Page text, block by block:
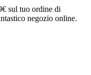
sul tuo ordine di
negozio online.